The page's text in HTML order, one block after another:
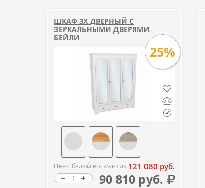
ШКАФ 3Х ДВЕРНЫЙ С
ЗЕРКАЛЬНЫМИ ДВЕРЯМИ
БЕЙЛИ
25%
Цвет: белый воск/антик 121 080 руб.
90 810 руб.